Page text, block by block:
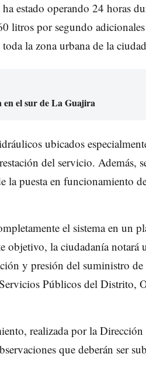
estado operando 24 horas
litros por segundo
la zona urbana de la
el sur de La Guajira
ubicados
del servicio. Además,
la puesta en funcionamiento
el sistema en un
objetivo, la ciudadanía notará
y presión del suministro de
Públicos del Distrito,
realizada por la Dirección
que deberán ser